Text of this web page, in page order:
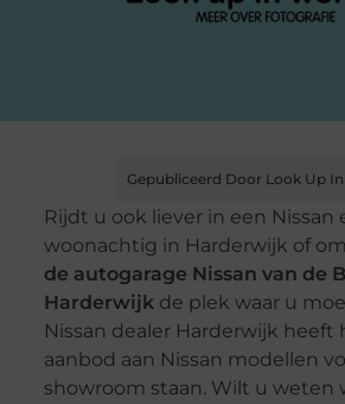
Gepubliceerd Door Look Up
Rijdt u ook liever in een Nissan
woonachtig in Harderwijk of
de autogarage Nissan van de
Harderwijkde plek waar u
Nissan dealer Harderwijk heeft
aanbod aan Nissan modellen
showroom staan. Wilt u weten